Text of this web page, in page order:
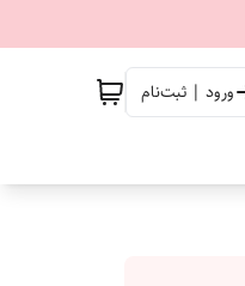
ورود | ثبت‌نام